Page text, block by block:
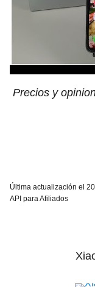
Precios y
Última actualización el
API para Afiliados